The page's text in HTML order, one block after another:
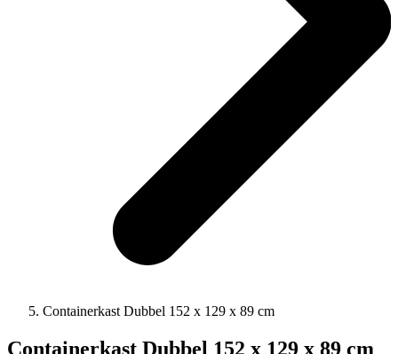
Containerkast Dubbel 152 x 129 x 89 cm
Containerkast Dubbel 152 x 129 x 89 cm